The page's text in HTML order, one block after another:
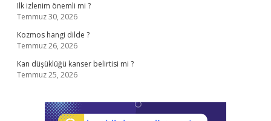
Ilk izlenim önemli mi ?
Temmuz 30, 2026
Kozmos hangi dilde ?
Temmuz 26, 2026
Kan düşüklüğü kanser belirtisi mi ?
Temmuz 25, 2026